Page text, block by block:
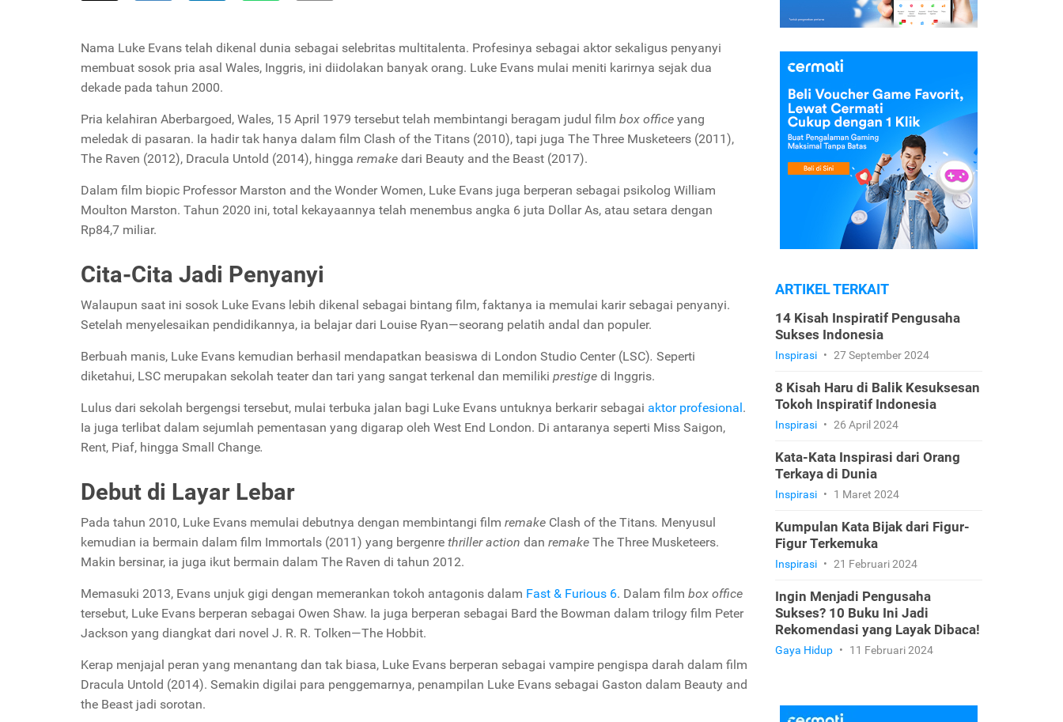
Nama Luke Evans telah dikenal dunia sebagai selebritas multitalenta. Profesinya sebagai aktor sekaligus penyanyi
membuat sosok pria asal Wales, Inggris, ini diidolakan banyak orang. Luke Evans mulai meniti karirnya sejak dua
dekade pada tahun 2000.
Pria kelahiran Aberbargoed, Wales, 15 April 1979 tersebut telah membintangi beragam judul film box office yang
meledak di pasaran. Ia hadir tak hanya dalam film Clash of the Titans (2010), tapi juga The Three Musketeers (2011),
The Raven (2012), Dracula Untold (2014), hingga remake dari Beauty and the Beast (2017).
Dalam film biopic Professor Marston and the Wonder Women, Luke Evans juga berperan sebagai psikolog William
Moulton Marston. Tahun 2020 ini, total kekayaannya telah menembus angka 6 juta Dollar As, atau setara dengan
Rp84,7 miliar.
Cita-Cita Jadi Penyanyi
Walaupun saat ini sosok Luke Evans lebih dikenal sebagai bintang film, faktanya ia memulai karir sebagai penyanyi.
Setelah menyelesaikan pendidikannya, ia belajar dari Louise Ryan—seorang pelatih andal dan populer.
Berbuah manis, Luke Evans kemudian berhasil mendapatkan beasiswa di London Studio Center (LSC). Seperti
diketahui, LSC merupakan sekolah teater dan tari yang sangat terkenal dan memiliki prestige di Inggris.
Lulus dari sekolah bergengsi tersebut, mulai terbuka jalan bagi Luke Evans untuknya berkarir sebagai aktor profesional.
Ia juga terlibat dalam sejumlah pementasan yang digarap oleh West End London. Di antaranya seperti Miss Saigon,
Rent, Piaf, hingga Small Change.
Debut di Layar Lebar
Pada tahun 2010, Luke Evans memulai debutnya dengan membintangi film remake Clash of the Titans. Menyusul
kemudian ia bermain dalam film Immortals (2011) yang bergenre thriller action dan remake The Three Musketeers.
Makin bersinar, ia juga ikut bermain dalam The Raven di tahun 2012.
Memasuki 2013, Evans unjuk gigi dengan memerankan tokoh antagonis dalam Fast & Furious 6. Dalam film box office
tersebut, Luke Evans berperan sebagai Owen Shaw. Ia juga berperan sebagai Bard the Bowman dalam trilogy film Peter
Jackson yang diangkat dari novel J. R. R. Tolken—The Hobbit.
Kerap menjajal peran yang menantang dan tak biasa, Luke Evans berperan sebagai vampire pengispa darah dalam film
Dracula Untold (2014). Semakin digilai para penggemarnya, penampilan Luke Evans sebagai Gaston dalam Beauty and
the Beast jadi sorotan.
ARTIKEL TERKAIT
14 Kisah Inspiratif Pengusaha
Sukses Indonesia
Inspirasi • 27 September 2024
8 Kisah Haru di Balik Kesuksesan
Tokoh Inspiratif Indonesia
Inspirasi • 26 April 2024
Kata-Kata Inspirasi dari Orang
Terkaya di Dunia
Inspirasi • 1 Maret 2024
Kumpulan Kata Bijak dari Figur-
Figur Terkemuka
Inspirasi • 21 Februari 2024
Ingin Menjadi Pengusaha
Sukses? 10 Buku Ini Jadi
Rekomendasi yang Layak Dibaca!
Gaya Hidup • 11 Februari 2024